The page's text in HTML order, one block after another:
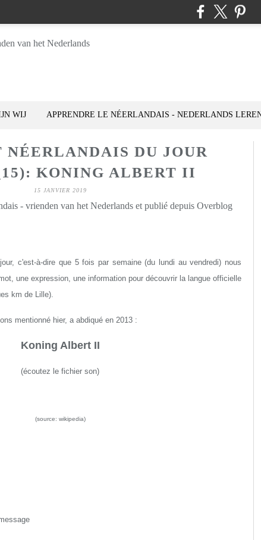
WIJ APPRENDRE LE NÉERLANDAIS - NEDERLANDS
DU JOUR
KONING ALBERT II
15 JANVIER 2019
- vrienden van het Nederlands et publié depuis Overblog
c'est-à-dire que 5 fois par semaine (du lundi au vendredi) nous
une expression, une information pour découvrir la langue officielle
km de Lille).
mentionné hier, a abdiqué en 2013 :
Koning Albert II
(écoutez le fichier son)
(source: wikipedia)